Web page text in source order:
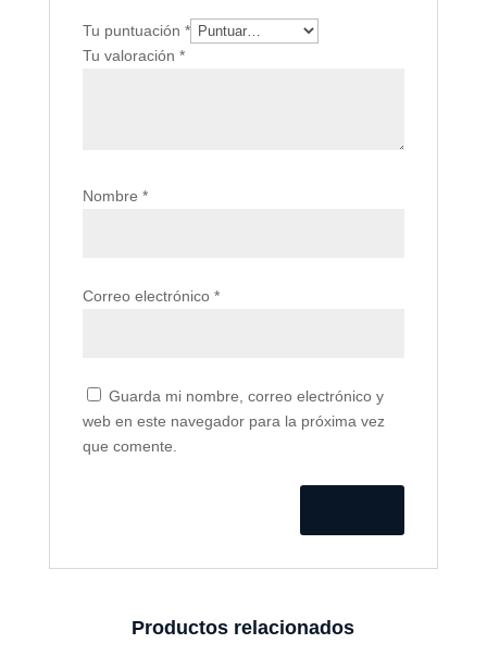
Tu puntuación *
Tu valoración *
Nombre *
Correo electrónico *
Guarda mi nombre, correo electrónico y
web en este navegador para la próxima vez
que comente.
Productos relacionados